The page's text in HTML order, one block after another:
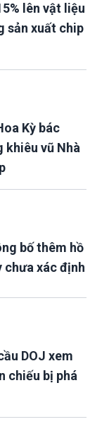
lên vật liệu
sản xuất chip
Kỳ bác
khiêu vũ Nhà
bố thêm hồ
chưa xác định
DOJ xem
chiếu bị phá